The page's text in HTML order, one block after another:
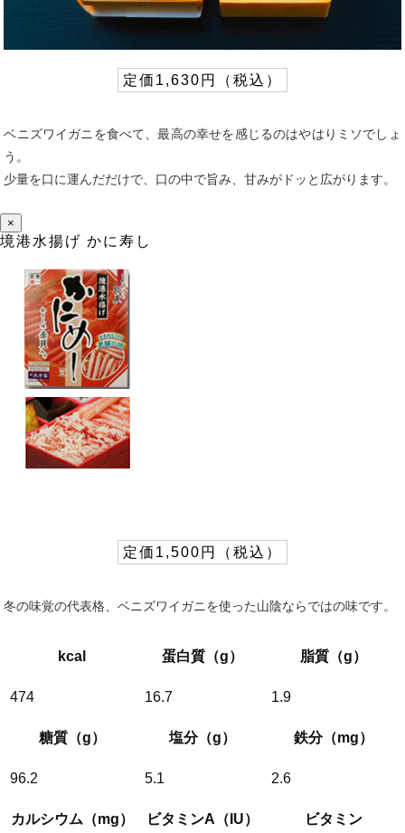
定価1,630円（税込）
ベニズワイガニを食べて、最高の幸せを感じるのはやはりミソでしょ
う。
少量を口に運んだだけで、口の中で旨み、甘みがドッと広がります。
×
境港水揚げ かに寿し
定価1,500円（税込）
冬の味覚の代表格、ベニズワイガニを使った山陰ならではの味です。
kcal 蛋白質（g） 脂質（g）
474 16.7 1.9
糖質（g） 塩分（g） 鉄分（mg）
96.2 5.1 2.6
カルシウム（mg） ビタミンA（IU）
ビタミン